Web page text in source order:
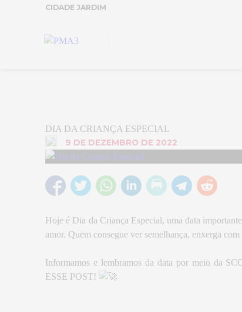
CIDADE JARDIM
DIA DA CRIANÇA ESPECIAL
9 DE DEZEMBRO DE 2022
Hoje é Dia da Criança Especial, uma data
amor. Quem consegue ver semelhança, enxerga
Informamos e lembramos da data por meio da
ESSE POST!